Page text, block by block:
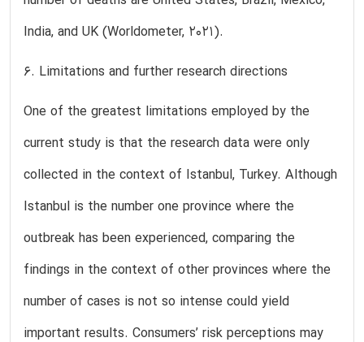
India, and UK (Worldometer, 2021).
6. Limitations and further research directions
One of the greatest limitations employed by the
current study is that the research data were only
collected in the context of Istanbul, Turkey. Although
Istanbul is the number one province where the
outbreak has been experienced, comparing the
findings in the context of other provinces where the
number of cases is not so intense could yield
important results. Consumers’ risk perceptions may